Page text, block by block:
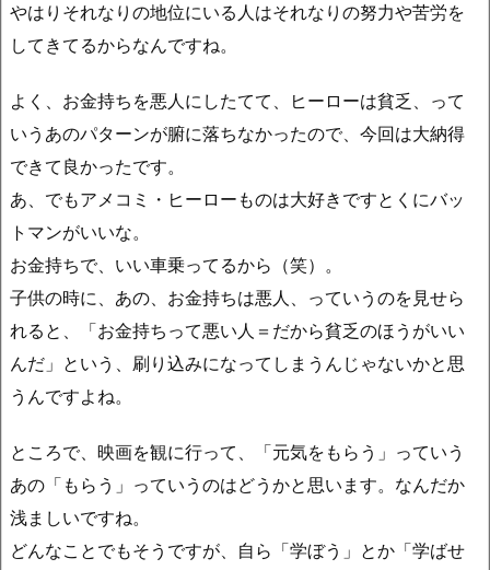
やはりそれなりの地位にいる人はそれなりの努力や苦労を
してきてるからなんですね。
よく、お金持ちを悪人にしたてて、ヒーローは貧乏、って
いうあのパターンが腑に落ちなかったので、今回は大納得
できて良かったです。
あ、でもアメコミ・ヒーローものは大好きですとくにバッ
トマンがいいな。
お金持ちで、いい車乗ってるから（笑）。
子供の時に、あの、お金持ちは悪人、っていうのを見せら
れると、「お金持ちって悪い人＝だから貧乏のほうがいい
んだ」という、刷り込みになってしまうんじゃないかと思
うんですよね。
ところで、映画を観に行って、「元気をもらう」っていう
あの「もらう」っていうのはどうかと思います。なんだか
浅ましいですね。
どんなことでもそうですが、自ら「学ぼう」とか「学ばせ